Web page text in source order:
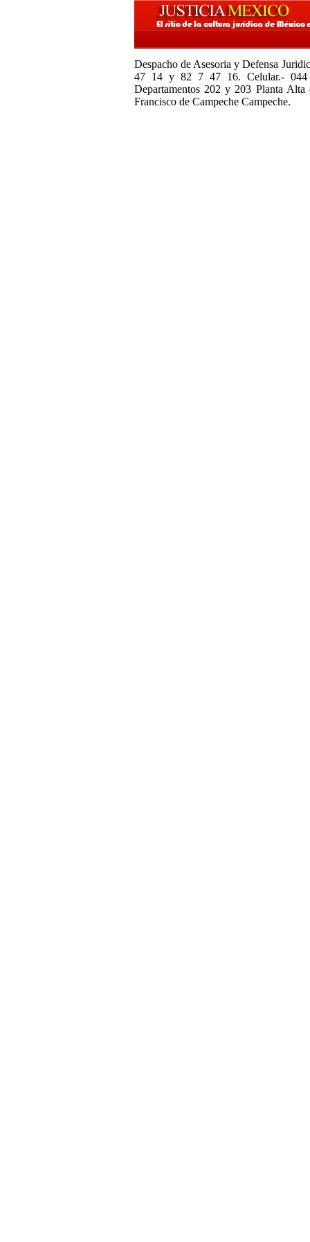
Despacho de Asesoria y Defensa
47 14 y 82 7 47 16. Celular.-
Departamentos 202 y 203 Planta
Francisco de Campeche Campeche.